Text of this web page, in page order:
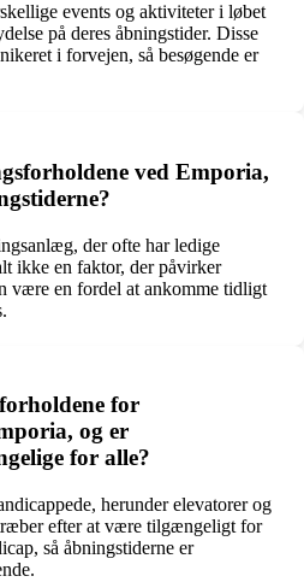
events og aktiviteter i løbet
på deres åbningstider. Disse
i forvejen, så besøgende er
ved Emporia,
der ofte har ledige
ikke en faktor, der påvirker
være en fordel at ankomme tidligt
for
og er
for alle?
herunder elevatorer og
efter at være tilgængeligt for
så åbningstiderne er